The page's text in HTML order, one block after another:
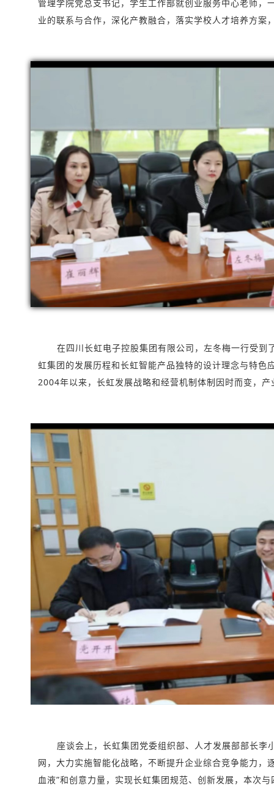
管理学院党总支书记，学生工作部就创业服务中心老师，
业的联系与合作，深化产教融合，落实学校人才培养方案
在四川长虹电子控股集团有限公司，左冬梅一行受
虹集团的发展历程和长虹智能产品独特的设计理念与特
2004年以来，长虹发展战略和经营机制体制因时而变，
座谈会上，长虹集团党委组织部、人才发展部部长
网，大力实施智能化战略，不断提升企业综合竞争能力
血液”和创意力量，实现长虹集团规范、创新发展，本次